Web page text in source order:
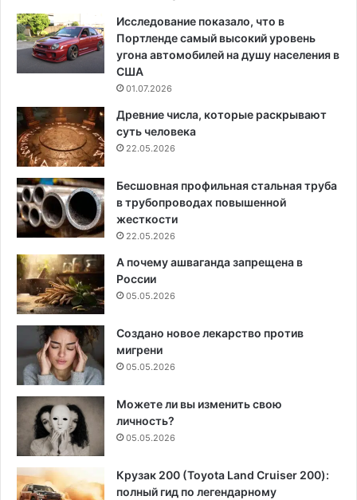
Исследование показало, что в
Портленде самый высокий уровень
угона автомобилей на душу населения в
США
01.07.2026
Древние числа, которые раскрывают
суть человека
22.05.2026
Бесшовная профильная стальная труба
в трубопроводах повышенной
жесткости
22.05.2026
А почему ашваганда запрещена в
России
05.05.2026
Создано новое лекарство против
мигрени
05.05.2026
Можете ли вы изменить свою
личность?
05.05.2026
Крузак 200 (Toyota Land Cruiser 200):
полный гид по легендарному